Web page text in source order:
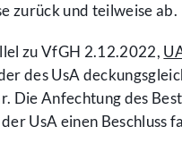
zurück und teilweise ab.
zu VfGH 2.12.2022,
des UsA
Die Anfechtung des
UsA einen Beschluss